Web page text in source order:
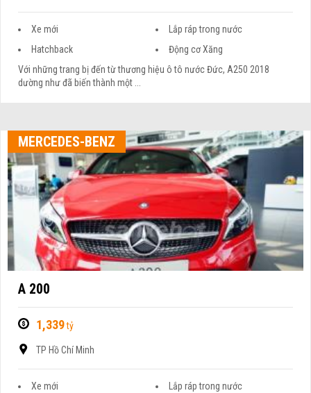
Xe mới
Lắp ráp trong nước
Hatchback
Động cơ Xăng
Với những trang bị đến từ thương hiệu ô tô nước Đức, A250 2018
dường như đã biến thành một ...
MERCEDES-BENZ
A 200
1,339tỷ
TP Hồ Chí Minh
Xe mới
Lắp ráp trong nước